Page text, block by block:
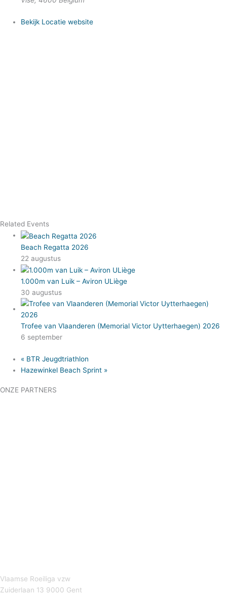
Bekijk Locatie website
Related Events
Beach Regatta 2026
22 augustus
1.000m van Luik – Aviron ULiège
30 augustus
Trofee van Vlaanderen (Memorial Victor Uytterhaegen) 2026
6 september
« BTR Jeugdtriathlon
Hazewinkel Beach Sprint »
ONZE PARTNERS
Vlaamse Roeiliga vzw
Zuiderlaan 13 9000 Gent